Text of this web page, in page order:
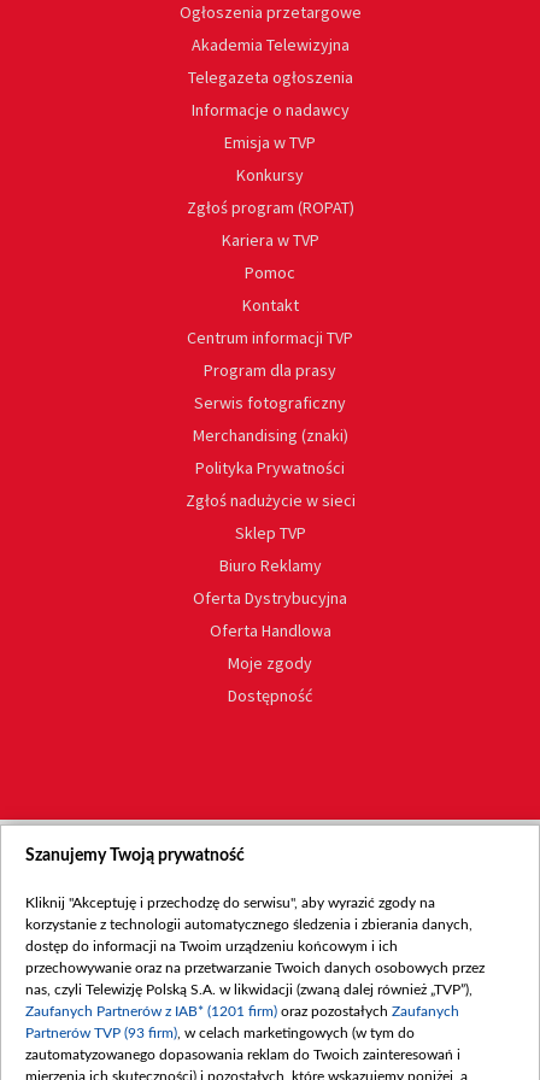
Ogłoszenia przetargowe
Akademia Telewizyjna
Telegazeta ogłoszenia
Informacje o nadawcy
Emisja w TVP
Konkursy
Zgłoś program (ROPAT)
Kariera w TVP
Pomoc
Kontakt
Centrum informacji TVP
Program dla prasy
Serwis fotograficzny
Merchandising (znaki)
Polityka Prywatności
Zgłoś nadużycie w sieci
Sklep TVP
Biuro Reklamy
Oferta Dystrybucyjna
Oferta Handlowa
Moje zgody
Dostępność
Szanujemy Twoją prywatność
Kliknij "Akceptuję i przechodzę do serwisu", aby wyrazić zgody na
korzystanie z technologii automatycznego śledzenia i zbierania danych,
dostęp do informacji na Twoim urządzeniu końcowym i ich
przechowywanie oraz na przetwarzanie Twoich danych osobowych przez
nas, czyli Telewizję Polską S.A. w likwidacji (zwaną dalej również „TVP”),
Zaufanych Partnerów z IAB* (1201 firm) oraz pozostałych Zaufanych
Partnerów TVP (93 firm) , w celach marketingowych (w tym do
zautomatyzowanego dopasowania reklam do Twoich zainteresowań i
mierzenia ich skuteczności) i pozostałych, które wskazujemy poniżej, a